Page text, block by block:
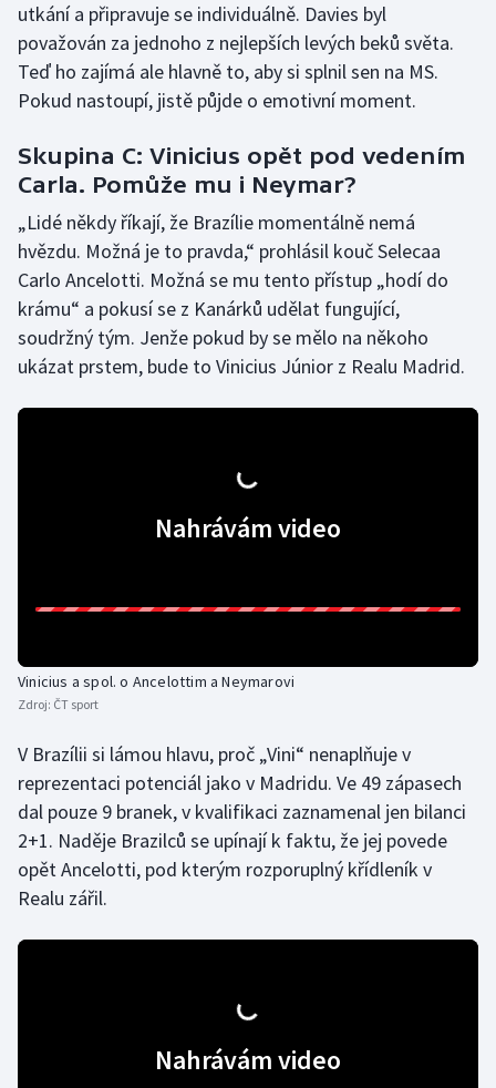
utkání a připravuje se individuálně. Davies byl
považován za jednoho z nejlepších levých beků světa.
Teď ho zajímá ale hlavně to, aby si splnil sen na MS.
Pokud nastoupí, jistě půjde o emotivní moment.
Skupina C: Vinicius opět pod vedením
Carla. Pomůže mu i Neymar?
„Lidé někdy říkají, že Brazílie momentálně nemá
hvězdu. Možná je to pravda,“ prohlásil kouč Selecaa
Carlo Ancelotti. Možná se mu tento přístup „hodí do
krámu“ a pokusí se z Kanárků udělat fungující,
soudržný tým. Jenže pokud by se mělo na někoho
ukázat prstem, bude to Vinicius Júnior z Realu Madrid.
Nahrávám video
Vinicius a spol. o Ancelottim a Neymarovi
Zdroj: ČT sport
V Brazílii si lámou hlavu, proč „Vini“ nenaplňuje v
reprezentaci potenciál jako v Madridu. Ve 49 zápasech
dal pouze 9 branek, v kvalifikaci zaznamenal jen bilanci
2+1. Naděje Brazilců se upínají k faktu, že jej povede
opět Ancelotti, pod kterým rozporuplný křídleník v
Realu zářil.
Nahrávám video